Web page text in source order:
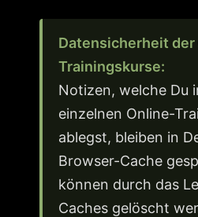
Datensicherheit der
Trainingskurse:
Notizen, welche Du
einzelnen Online-
ablegst, bleiben in
Browser-Cache
können durch das
Caches gelöscht